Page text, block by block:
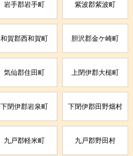
岩手郡岩手町 紫波郡紫波町
和賀郡西和賀町 胆沢郡金ケ崎町
気仙郡住田町 上閉伊郡大槌町
下閉伊郡岩泉町 下閉伊郡田野畑村
九戸郡軽米町 九戸郡野田村